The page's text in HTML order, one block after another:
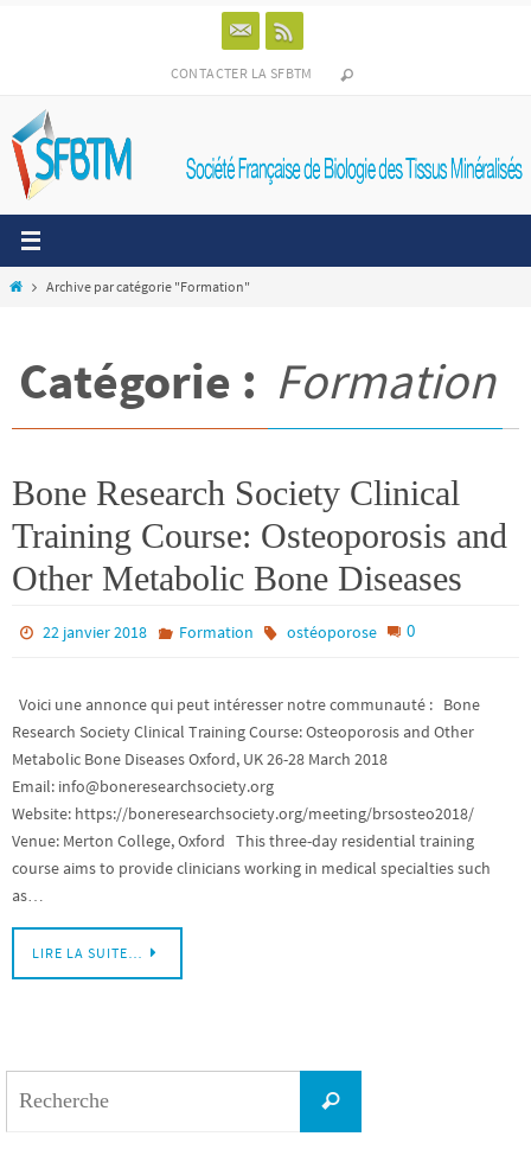
CONTACTER LA SFBTM
HomeArchive par catégorie "Formation"
Catégorie : Formation
Bone Research Society Clinical
Training Course: Osteoporosis and
Other Metabolic Bone Diseases
22 janvier 2018 Formation ostéoporose 0
Voici une annonce qui peut intéresser notre communauté : Bone
Research Society Clinical Training Course: Osteoporosis and Other
Metabolic Bone Diseases Oxford, UK 26-28 March 2018
Email: info@boneresearchsociety.org
Website: https://boneresearchsociety.org/meeting/brsosteo2018/
Venue: Merton College, Oxford This three-day residential training
course aims to provide clinicians working in medical specialties such
as…
LIRE LA SUITE…
Recherche